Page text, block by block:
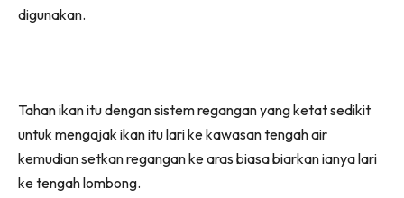
digunakan.
Tahan ikan itu dengan sistem regangan yang ketat sedikit
untuk mengajak ikan itu lari ke kawasan tengah air
kemudian setkan regangan ke aras biasa biarkan ianya lari
ke tengah lombong.